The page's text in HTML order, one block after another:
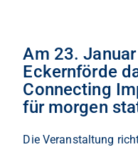
Am 23.
Eckernförde
Connecting
für morgen
Die Veranstaltung